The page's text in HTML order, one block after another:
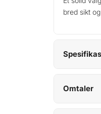
bred sikt
Omtaler